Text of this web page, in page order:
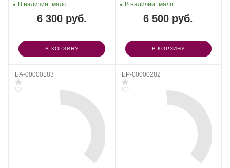
6 300 руб.
В наличии: мало
В КОРЗИНУ
6 500 руб.
В наличии: мало
В КОРЗИНУ
БА-00000183 БР-00000282